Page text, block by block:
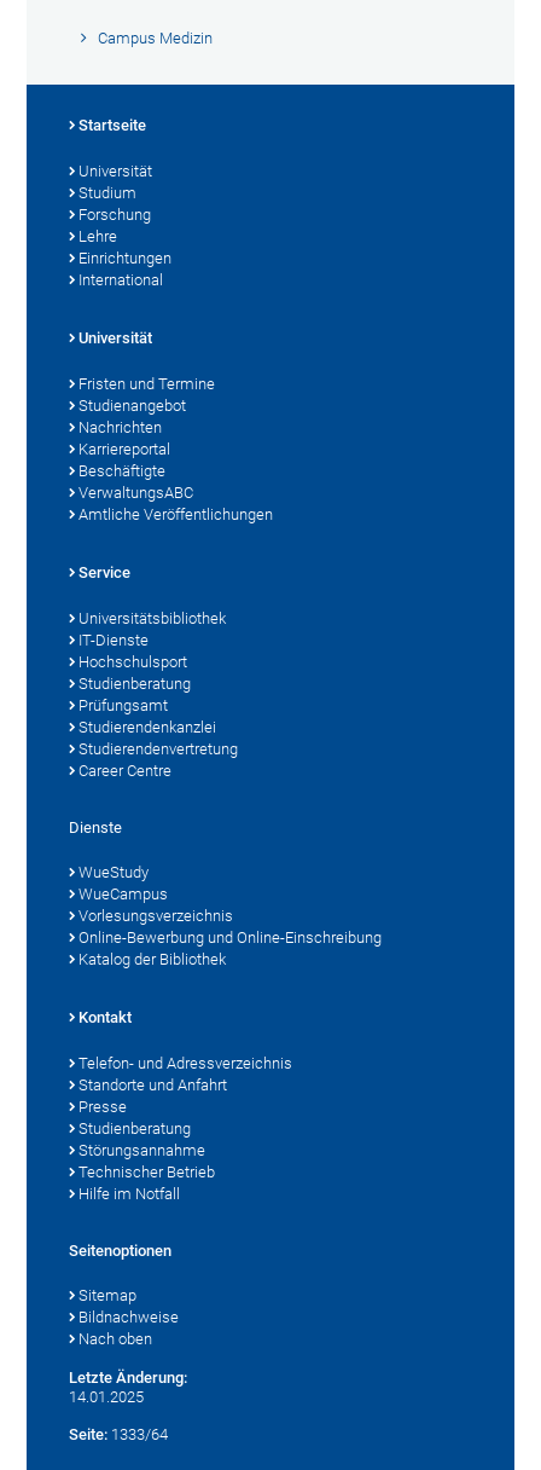
Campus Medizin
Startseite
Universität
Studium
Forschung
Lehre
Einrichtungen
International
Universität
Fristen und Termine
Studienangebot
Nachrichten
Karriereportal
Beschäftigte
VerwaltungsABC
Amtliche Veröffentlichungen
Service
Universitätsbibliothek
IT-Dienste
Hochschulsport
Studienberatung
Prüfungsamt
Studierendenkanzlei
Studierendenvertretung
Career Centre
Dienste
WueStudy
WueCampus
Vorlesungsverzeichnis
Online-Bewerbung und Online-Einschreibung
Katalog der Bibliothek
Kontakt
Telefon- und Adressverzeichnis
Standorte und Anfahrt
Presse
Studienberatung
Störungsannahme
Technischer Betrieb
Hilfe im Notfall
Seitenoptionen
Sitemap
Bildnachweise
Nach oben
Letzte Änderung:
14.01.2025
Seite: 1333/64